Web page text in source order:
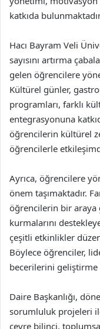
katkıda
Hacı Bayram Veli
sayısını artırma
gelen öğrencilere
Kültürel günler,
programları, farklı
entegrasyonuna
öğrencilerin kültürel
öğrencilerle
Ayrıca, öğrencilere
önem taşımaktadır.
öğrencilerin bir araya
kurmalarını
çeşitli etkinlikler
Böylece öğrenciler,
becerilerini geliştirme
Daire Başkanlığı,
sorumluluk projeleri
çevre bilinci,